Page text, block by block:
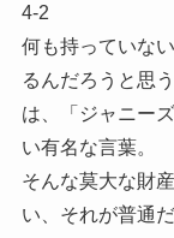
4-2
何も持っていな
るんだろうと思
は、「ジャニー
い有名な言葉。
そんな莫大な財
い、それが普通だ